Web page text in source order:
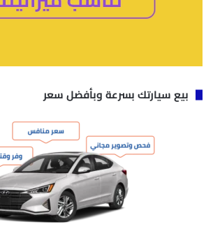
بيع سيارتك بسرعة وبأفضل سعر